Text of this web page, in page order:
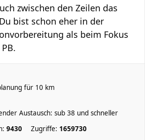
zwischen den Zeilen das
bist schon eher in der
als beim Fokus
für 10 km
Austausch: sub 38 und schneller
9430 Zugriffe: 1659730